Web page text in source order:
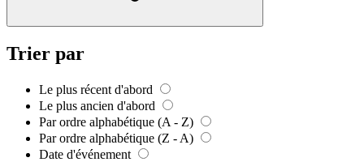
Trier par
Le plus récent d'abord
Le plus ancien d'abord
Par ordre alphabétique (A - Z)
Par ordre alphabétique (Z - A)
Date d'événement